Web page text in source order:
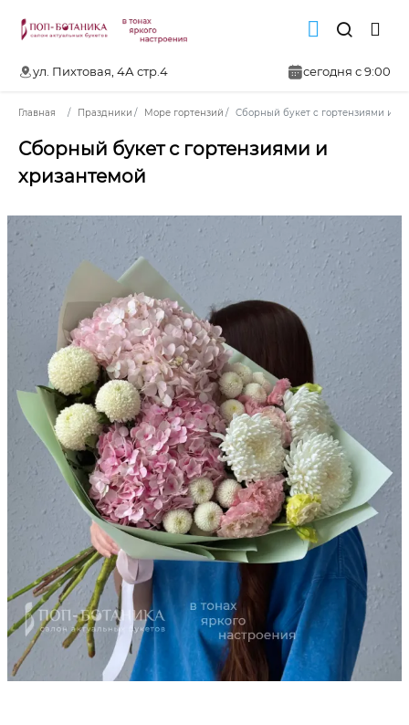
ул. Пихтовая, 4А стр.4 сегодня с 9:00
Главная Праздники Море гортензий Сборный букет с гортензиями и
Сборный букет с гортензиями и
хризантемой